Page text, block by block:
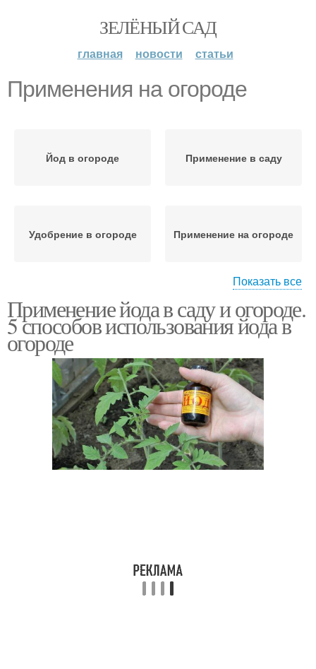
ЗЕЛЁНЫЙ САД
главная новости статьи
Применения на огороде
Йод в огороде Применение в саду
Удобрение в огороде Применение на огороде
Применение в огороде Средства на огороде
Показать все
Применение йода в саду и огороде.
5 способов использования йода в
огороде